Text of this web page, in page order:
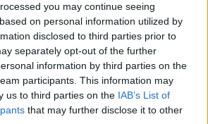
you may continue seeing
on personal information utilized by
disclosed to third parties prior to
separately opt-out of the further
information by third parties on the
participants. This information may
us to third parties on the IAB’s List of
that may further disclose it to other